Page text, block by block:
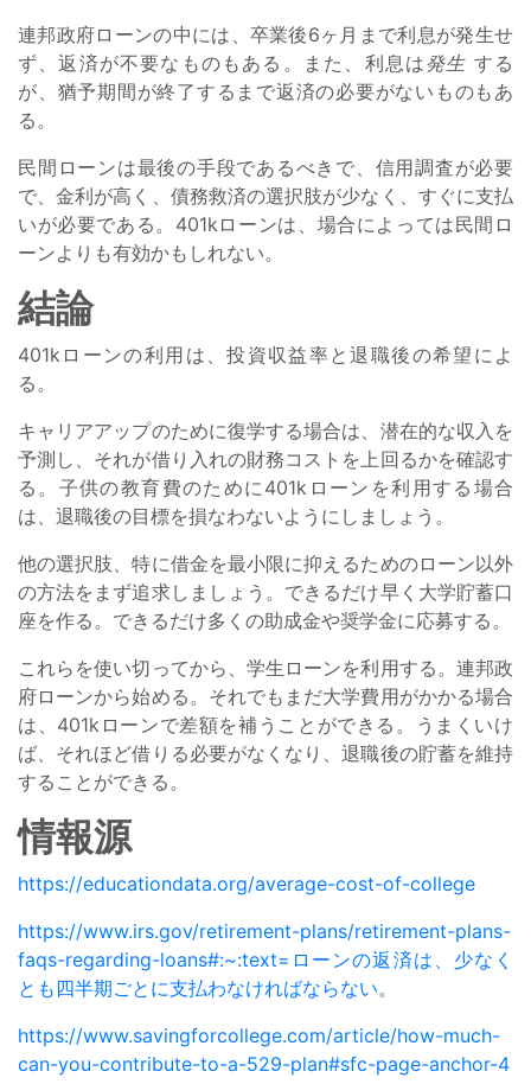
連邦政府ローンの中には、卒業後6ヶ月まで利息が発生せ
ず、返済が不要なものもある。また、利息は発生 する
が、猶予期間が終了するまで返済の必要がないものもあ
る。
民間ローンは最後の手段であるべきで、信用調査が必要
で、金利が高く、債務救済の選択肢が少なく、すぐに支払
いが必要である。401kローンは、場合によっては民間ロ
ーンよりも有効かもしれない。
結論
401kローンの利用は、投資収益率と退職後の希望によ
る。
キャリアアップのために復学する場合は、潜在的な収入を
予測し、それが借り入れの財務コストを上回るかを確認す
る。子供の教育費のために401kローンを利用する場合
は、退職後の目標を損なわないようにしましょう。
他の選択肢、特に借金を最小限に抑えるためのローン以外
の方法をまず追求しましょう。できるだけ早く大学貯蓄口
座を作る。できるだけ多くの助成金や奨学金に応募する。
これらを使い切ってから、学生ローンを利用する。連邦政
府ローンから始める。それでもまだ大学費用がかかる場合
は、401kローンで差額を補うことができる。うまくいけ
ば、それほど借りる必要がなくなり、退職後の貯蓄を維持
することができる。
情報源
https://educationdata.org/average-cost-of-college
https://www.irs.gov/retirement-plans/retirement-plans-
faqs-regarding-loans#:~:text= ローンの返済は
少なく
とも四半期ごとに支払わなければならない。
https://www.savingforcollege.com/article/how-much-
can-you-contribute-to-a-529-plan#sfc-page-anchor-4